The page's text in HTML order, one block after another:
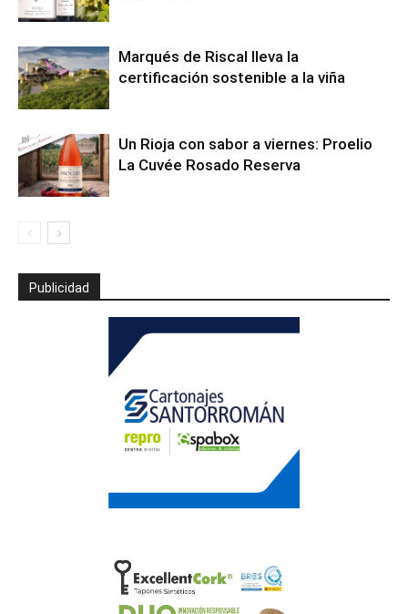
Marqués de Riscal lleva la
certificación sostenible a la viña
Un Rioja con sabor a viernes: Proelio
La Cuvée Rosado Reserva
Publicidad